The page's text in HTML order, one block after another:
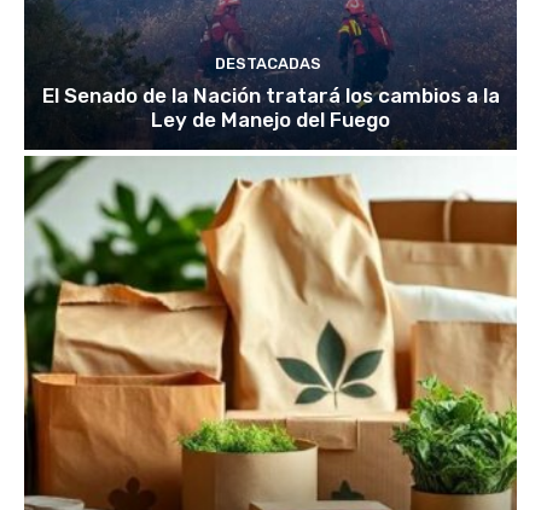
DESTACADAS
El Senado de la Nación tratará los cambios a la
Ley de Manejo del Fuego